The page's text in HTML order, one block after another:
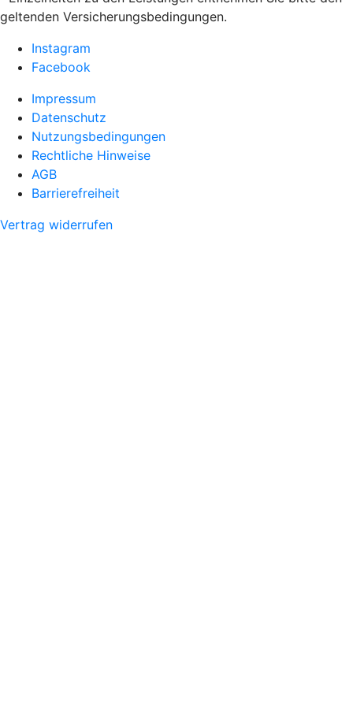
geltenden Versicherungsbedingungen.
Instagram
Facebook
Impressum
Datenschutz
Nutzungsbedingungen
Rechtliche Hinweise
AGB
Barrierefreiheit
Vertrag widerrufen